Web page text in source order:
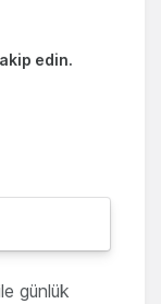
edin.
günlük